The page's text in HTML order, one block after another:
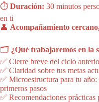
⏱️ Duración: 30 minutos
en ti
👤 Acompañamiento
🗂️ ¿Qué trabajaremos en la
✅ Cierre breve del ciclo
✅ Claridad sobre tus metas
✅ Microestructura para tu
primeros pasos
✅ Recomendaciones prácticas